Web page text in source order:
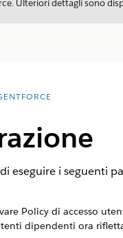
Ulteriori dettagli sono
eseguire i seguenti
Policy di accesso
dipendenti ora